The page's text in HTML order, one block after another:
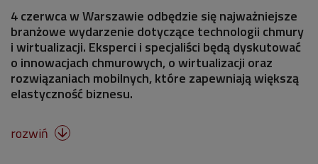
4 czerwca w Warszawie odbędzie się najważniejsze
branżowe wydarzenie dotyczące technologii chmury
i wirtualizacji. Eksperci i specjaliści będą dyskutować
o innowacjach chmurowych, o wirtualizacji oraz
rozwiązaniach mobilnych, które zapewniają większą
elastyczność biznesu.
rozwiń 